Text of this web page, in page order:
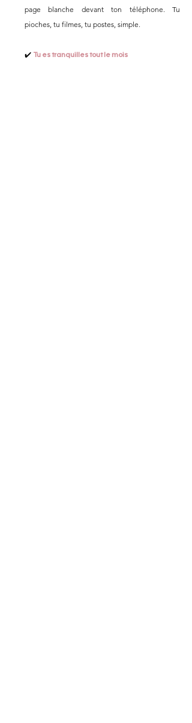
page blanche devant ton téléphone. Tu
pioches, tu filmes, tu postes, simple.
✔️ Tu es tranquilles tout le mois